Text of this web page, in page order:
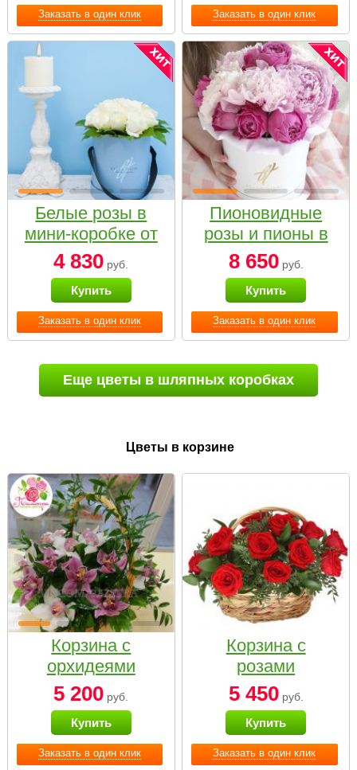
Заказать в один клик Заказать в один клик
Заказать в один клик
Белые розы в
мини-коробке от
Bella Fiori
4 830 руб.
Купить
Заказать в один клик
Пионовидные
розы и пионы в
белой коробке
Small
8 650руб.
Купить
Еще цветы в шляпных коробках
Цветы в корзине
Заказать в один клик
Корзина с
орхидеями
малая
5 200 руб.
Купить
Заказать в один клик
Корзина с
розами
«Красный
Париж»
5 450руб.
Купить